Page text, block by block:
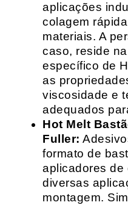
aplicações
colagem
materiais. A
caso, reside
específico de
as
viscosidade e
adequados
Hot Melt
Fuller:
formato de
aplicadores de
diversas
montagem.